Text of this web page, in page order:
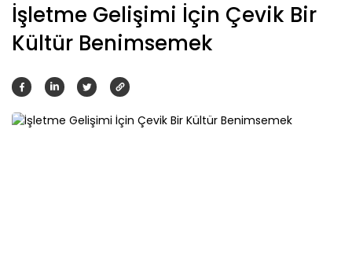
İşletme Gelişimi İçin Çevik Bir
Kültür Benimsemek